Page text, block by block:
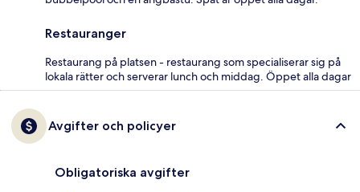
Restauranger
Restaurang på platsen - restaurang som specialiserar sig på
lokala rätter och serverar lunch och middag. Öppet alla dagar
Avgifter och policyer
Obligatoriska avgifter